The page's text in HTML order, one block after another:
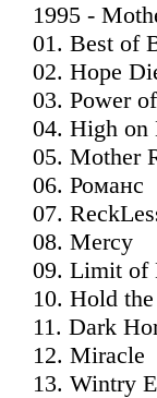
1995 -
01. Best of
02. Hope
03. Power
04. High on
05. Mother
06. Романс
07.
08. Mercy
09. Limit of
10. Hold
11. Dark
12. Miracle
13. Wintry